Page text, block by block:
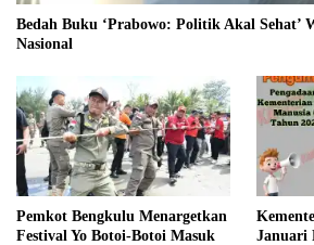
Bedah Buku ‘Prabowo: Politik Akal Sehat’
Nasional
Pemkot Bengkulu Menargetkan
Festival Yo Botoi-Botoi Masuk
Januari